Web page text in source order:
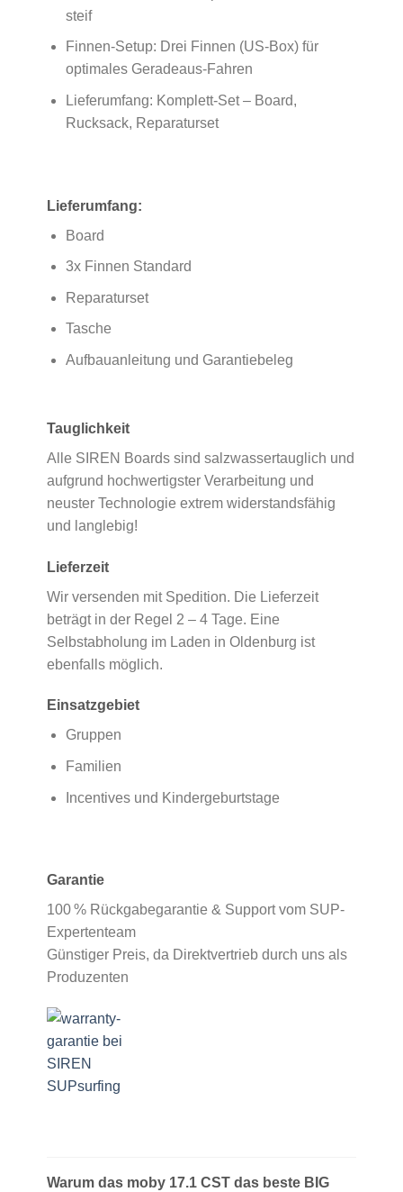
steif
Finnen‑Setup: Drei Finnen (US-Box) für
optimales Geradeaus‑Fahren
Lieferumfang: Komplett-Set – Board,
Rucksack, Reparaturset
Lieferumfang:
Board
3x Finnen Standard
Reparaturset
Tasche
Aufbauanleitung und Garantiebeleg
Tauglichkeit
Alle SIREN Boards sind salzwassertauglich und
aufgrund hochwertigster Verarbeitung und
neuster Technologie extrem widerstandsfähig
und langlebig!
Lieferzeit
Wir versenden mit Spedition. Die Lieferzeit
beträgt in der Regel 2 – 4 Tage. Eine
Selbstabholung im Laden in Oldenburg ist
ebenfalls möglich.
Einsatzgebiet
Gruppen
Familien
Incentives und Kindergeburtstage
Garantie
100 % Rückgabegarantie & Support vom SUP-
Expertenteam
Günstiger Preis, da Direktvertrieb durch uns als
Produzenten
Warum das moby 17.1 CST das beste BIG